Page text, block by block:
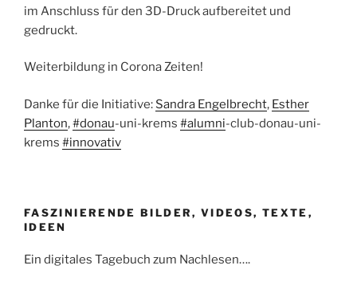
im Anschluss für den 3D-Druck aufbereitet und
gedruckt.
Weiterbildung in Corona Zeiten!
Danke für die Initiative: Sandra Engelbrecht, Esther
Planton,#donau-uni-krems #alumni-club-donau-uni-
krems #innovativ
FASZINIERENDE BILDER, VIDEOS, TEXTE,
IDEEN
Ein digitales Tagebuch zum Nachlesen….